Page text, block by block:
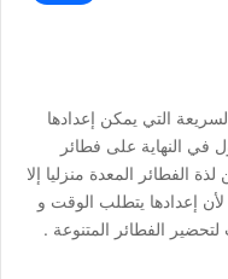
التي يمكن إعدادها
في النهاية على فطائر
الفطائر المعدة منزليا إلا
إعدادها يتطلب الوقت و
الفطائر المتنوعة .